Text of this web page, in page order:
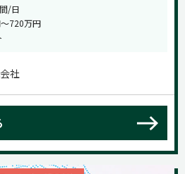
/日
720万円
社